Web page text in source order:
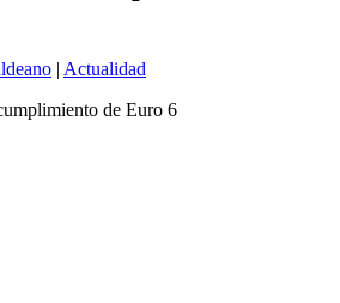
| Actualidad